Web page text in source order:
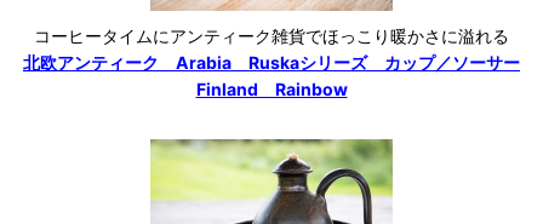
コーヒータイムにアンティーク雑貨でほっこり暖かさに溢れる
北欧アンティーク Arabia Ruskaシリーズ カップ／ソーサー
Finland Rainbow